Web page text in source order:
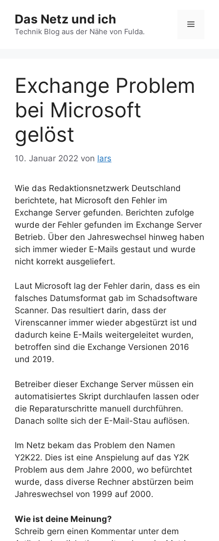
Inhalt
springen
Das Netz und ich
Technik Blog aus der Nähe von Fulda.
Menü
Exchange Problem
bei Microsoft
gelöst
10. Januar 2022 von lars
Wie das Redaktionsnetzwerk Deutschland
berichtete, hat Microsoft den Fehler im
Exchange Server gefunden. Berichten zufolge
wurde der Fehler gefunden im Exchange Server
Betrieb. Über den Jahreswechsel hinweg haben
sich immer wieder E-Mails gestaut und wurde
nicht korrekt ausgeliefert.
Laut Microsoft lag der Fehler darin, dass es ein
falsches Datumsformat gab im Schadsoftware
Scanner. Das resultiert darin, dass der
Virenscanner immer wieder abgestürzt ist und
dadurch keine E-Mails weitergeleitet wurden,
betroffen sind die Exchange Versionen 2016
und 2019.
Betreiber dieser Exchange Server müssen ein
automatisiertes Skript durchlaufen lassen oder
die Reparaturschritte manuell durchführen.
Danach sollte sich der E-Mail-Stau auflösen.
Im Netz bekam das Problem den Namen
Y2K22. Dies ist eine Anspielung auf das Y2K
Problem aus dem Jahre 2000, wo befürchtet
wurde, dass diverse Rechner abstürzen beim
Jahreswechsel von 1999 auf 2000.
Wie ist deine Meinung?
Schreib gern einen Kommentar unter dem